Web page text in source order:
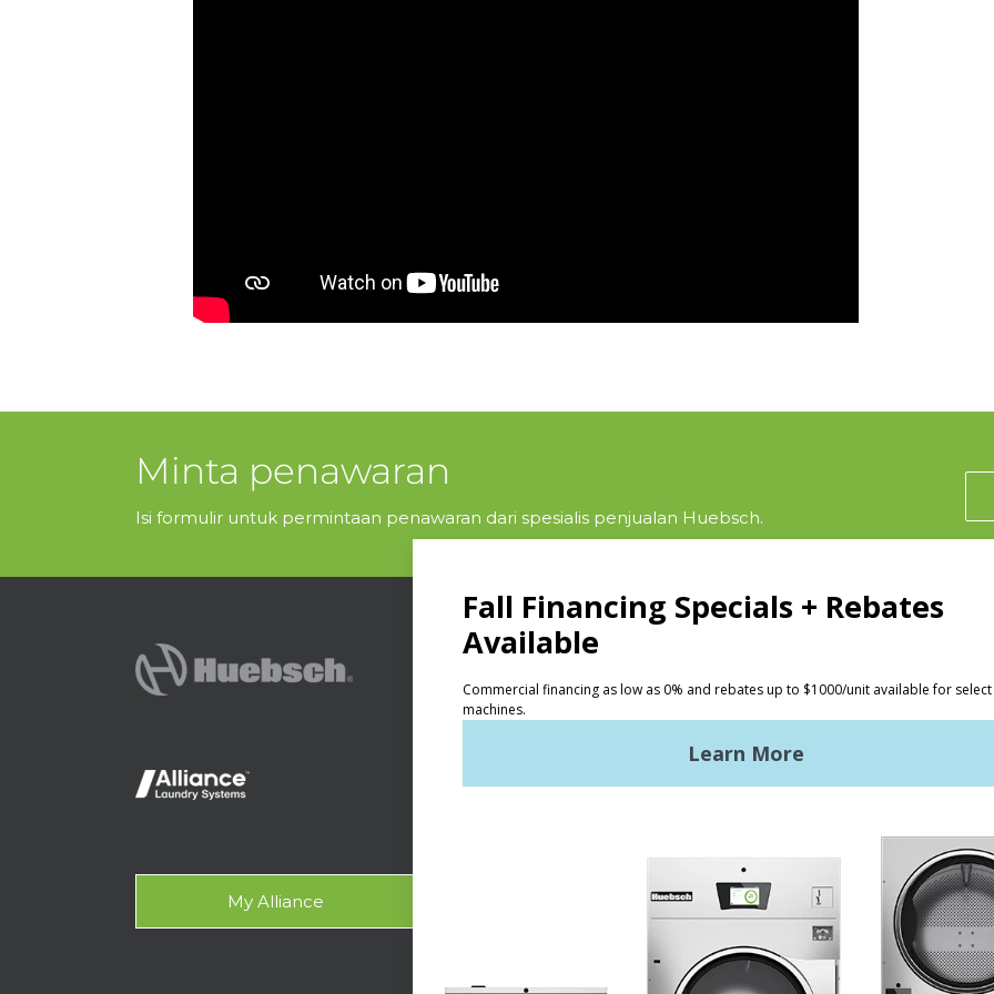
Minta penawaran
Isi formulir untuk permintaan penawaran dari spesialis penjualan Huebsch.
My Alliance
PRODUK
Laundry Koin
Bersiap Memulai